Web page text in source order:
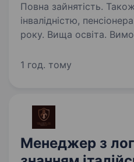
Повна зайнятість.
інвалідністю,
року. Вища освіта. Вимоги: Вища освіта
Досвід роботи у сфері
«Про публічні…
1 год. тому
Менеджер з